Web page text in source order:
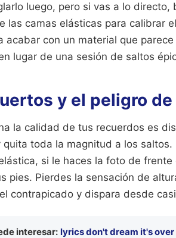
luego, pero si vas a lo
las camas elásticas para calibrar
acabar con un material que
lugar de una sesión de saltos
y el peligro
la calidad de tus recuerdos es
quita toda la magnitud a los
si le haces la foto de
pies. Pierdes la sensación de
contrapicado y dispara desde
interesar: lyrics don't dream it's over